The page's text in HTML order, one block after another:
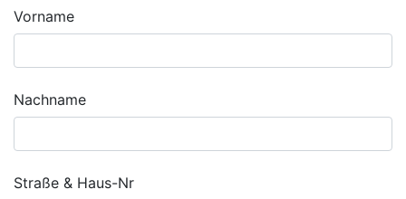
Vorname
Nachname
Straße & Haus-Nr